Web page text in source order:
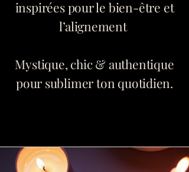
inspirées pour le bien-être et
l’alignement
Mystique, chic & authentique
pour sublimer ton quotidien.